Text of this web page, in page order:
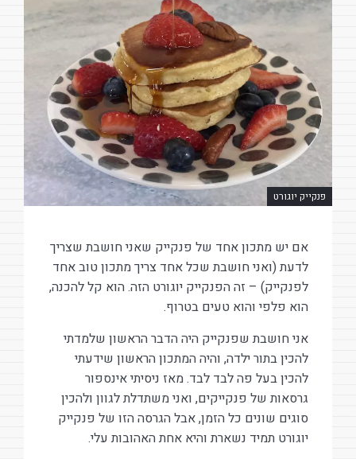
פנקייק יוגורט
אם יש מתכון אחד של פנקייק שאני חושבת שצריך
לדעת (ואני חושבת שכל אחד צריך מתכון טוב אחד
לפנקייק) – זה הפנקייק יוגורט הזה. הוא קל להכנה,
הוא פלפי והוא טעים בטרוף.
אני חושבת שפנקייק היה הדבר הראשון שלמדתי
להכין בתור ילדה, והיה המתכון הראשון שידעתי
להכין בעל פה לבד לבד. מאז ניסיתי אינספור
גרסאות של פנקייקים, ואני משתדלת לגוון ולהכין
סוגים שונים כל הזמן, אבל הגרסה הזו של פנקייק
יוגורט תמיד נשארת והיא אחת האהובות עלי.